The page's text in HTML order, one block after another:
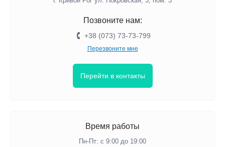
Позвоните нам:
+38 (073) 73-73-799
Перезвоните мне
Перейти в контакты
Время работы
Пн-Пт: с 9:00 до 19:00